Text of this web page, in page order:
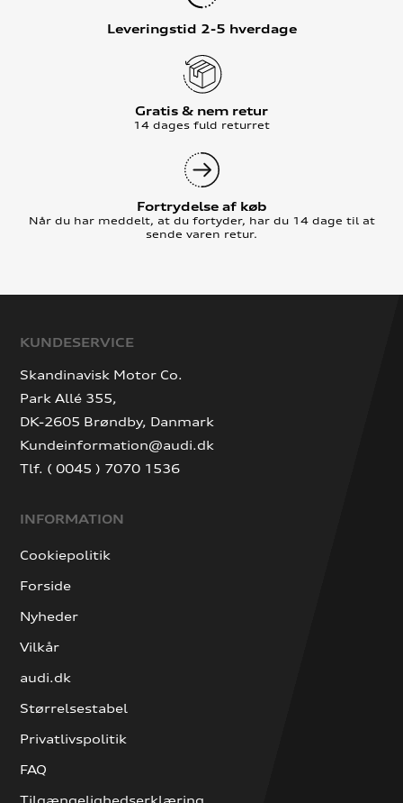
Leveringstid 2-5 hverdage
Gratis & nem retur
14 dages fuld returret
Fortrydelse af køb
Når du har meddelt, at du fortyder, har du 14 dage til at
sende varen retur.
KUNDESERVICE
Skandinavisk Motor Co.
Park Allé 355,
DK-2605 Brøndby, Danmark
Kundeinformation@audi.dk
Tlf. ( 0045 ) 7070 1536
INFORMATION
Cookiepolitik
Forside
Nyheder
Vilkår
audi.dk
Størrelsestabel
Privatlivspolitik
FAQ